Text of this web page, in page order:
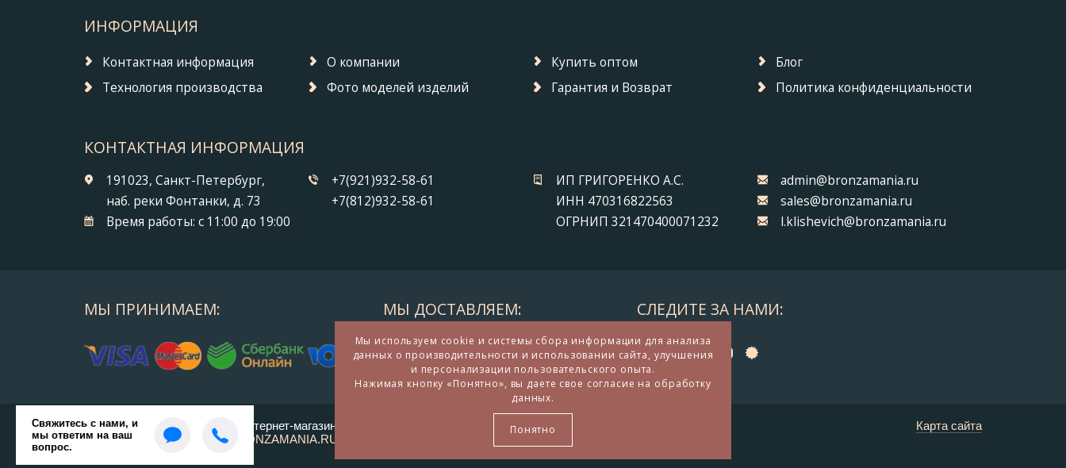
ИНФОРМАЦИЯ
Контактная информация О компании Купить оптом
Блог
Технология производства
Фото моделей изделий Гарантия и Возврат Политика конфиденциальности
КОНТАКТНАЯ ИНФОРМАЦИЯ
191023, Санкт-Петербург,
наб. реки Фонтанки, д. 73
Время работы: с 11:00 до 19:00
+7(921)932-58-61
+7(812)932-58-61
ИП ГРИГОРЕНКО А.С.
ИНН 470316822563
ОГРНИП 321470400071232
admin@bronzamania.ru
sales@bronzamania.ru
l.klishevich@bronzamania.ru
МЫ ПРИНИМАЕМ: МЫ ДОСТАВЛЯЕМ: СЛЕДИТЕ ЗА НАМИ:
© 2014-2026 БронзаМания -
Интернет-магазин подарков и сувениров из бронзы
ВСЕ ПРАВА ЗАЩИЩЕНЫ BRONZAMANIA.RU®
Карта сайта
Мы используем cookie и системы сбора информации для анализа
данных о производительности и использовании сайта, улучшения
и персонализации пользовательского опыта.
Нажимая кнопку «Понятно», вы даете свое согласие на обработку
данных.
Понятно